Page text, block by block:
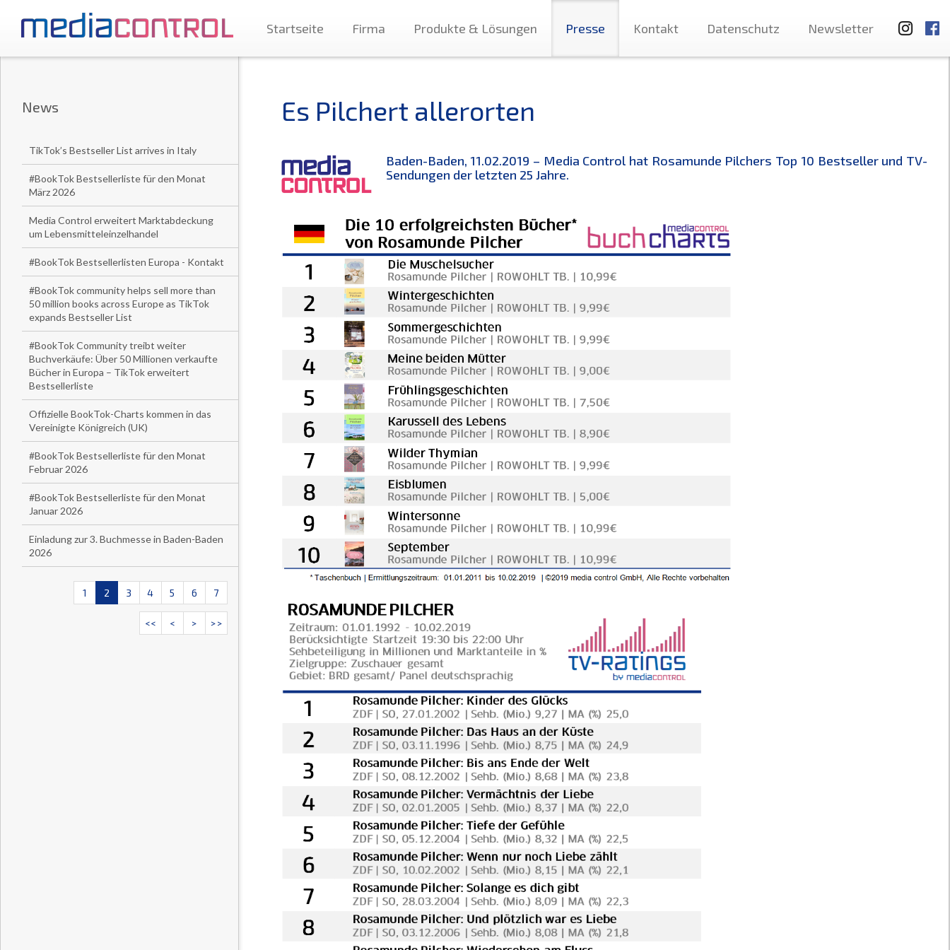
Startseite Firma Produkte & Lösungen Presse Kontakt Datenschutz Newsletter
News
TikTok’s Bestseller List arrives in Italy
#BookTok Bestsellerliste für den Monat
März 2026
Media Control erweitert Marktabdeckung
um Lebensmitteleinzelhandel
#BookTok Bestsellerlisten Europa - Kontakt
#BookTok community helps sell more than
50 million books across Europe as TikTok
expands Bestseller List
#BookTok Community treibt weiter
Buchverkäufe: Über 50 Millionen verkaufte
Bücher in Europa – TikTok erweitert
Bestsellerliste
Offizielle BookTok-Charts kommen in das
Vereinigte Königreich (UK)
#BookTok Bestsellerliste für den Monat
Februar 2026
#BookTok Bestsellerliste für den Monat
Januar 2026
Einladung zur 3. Buchmesse in Baden-Baden
2026
1 2 3 4 5 6 7
<< < > >>
Es Pilchert allerorten
Baden-Baden, 11.02.2019 – Media Control hat Rosamunde Pilchers Top 10 Bestseller und TV-
Sendungen der letzten 25 Jahre.